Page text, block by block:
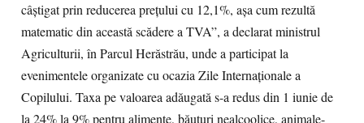
câştigat prin reducerea preţului cu 12,1%, aşa cum rezultă
matematic din această scădere a TVA”, a declarat ministrul
Agriculturii, în Parcul Herăstrău, unde a participat la
evenimentele organizate cu ocazia Zile Internaţionale a
Copilului. Taxa pe valoarea adăugată s-a redus din 1 iunie de
la 24% la 9% pentru alimente, băuturi nealcoolice, animale-